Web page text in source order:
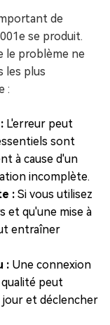
de
se produit.
le problème ne
les plus
:
L'erreur peut
sont
à cause d'un
incomplète.
: Si vous utilisez
et qu'une mise à
entraîner
: Une connexion
peut
jour et déclencher